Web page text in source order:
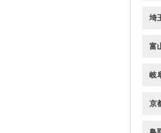
埼
富
岐
京